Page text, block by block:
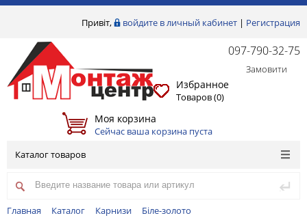
Привіт, войдите в личный кабинет | Регистрация
097-790-32-75
Замовити
Избранное
Товаров (0)
Моя корзина
Сейчас ваша корзина пуста
Каталог товаров
Главная Каталог Карнизи
Біле-золото